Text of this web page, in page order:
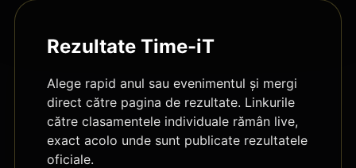
Rezultate Time-iT
Alege rapid anul sau evenimentul și mergi
direct către pagina de rezultate. Linkurile
către clasamentele individuale rămân live,
exact acolo unde sunt publicate rezultatele
oficiale.